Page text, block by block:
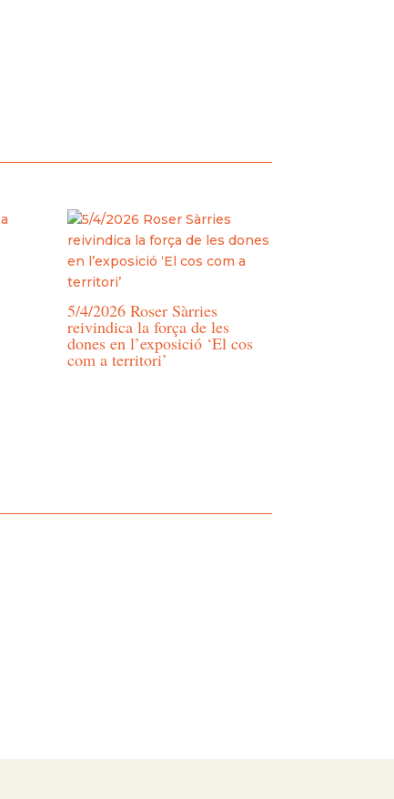
5/4/2026 Roser Sàrries
reivindica la força de les
dones en l’exposició ‘El cos
com a territori’